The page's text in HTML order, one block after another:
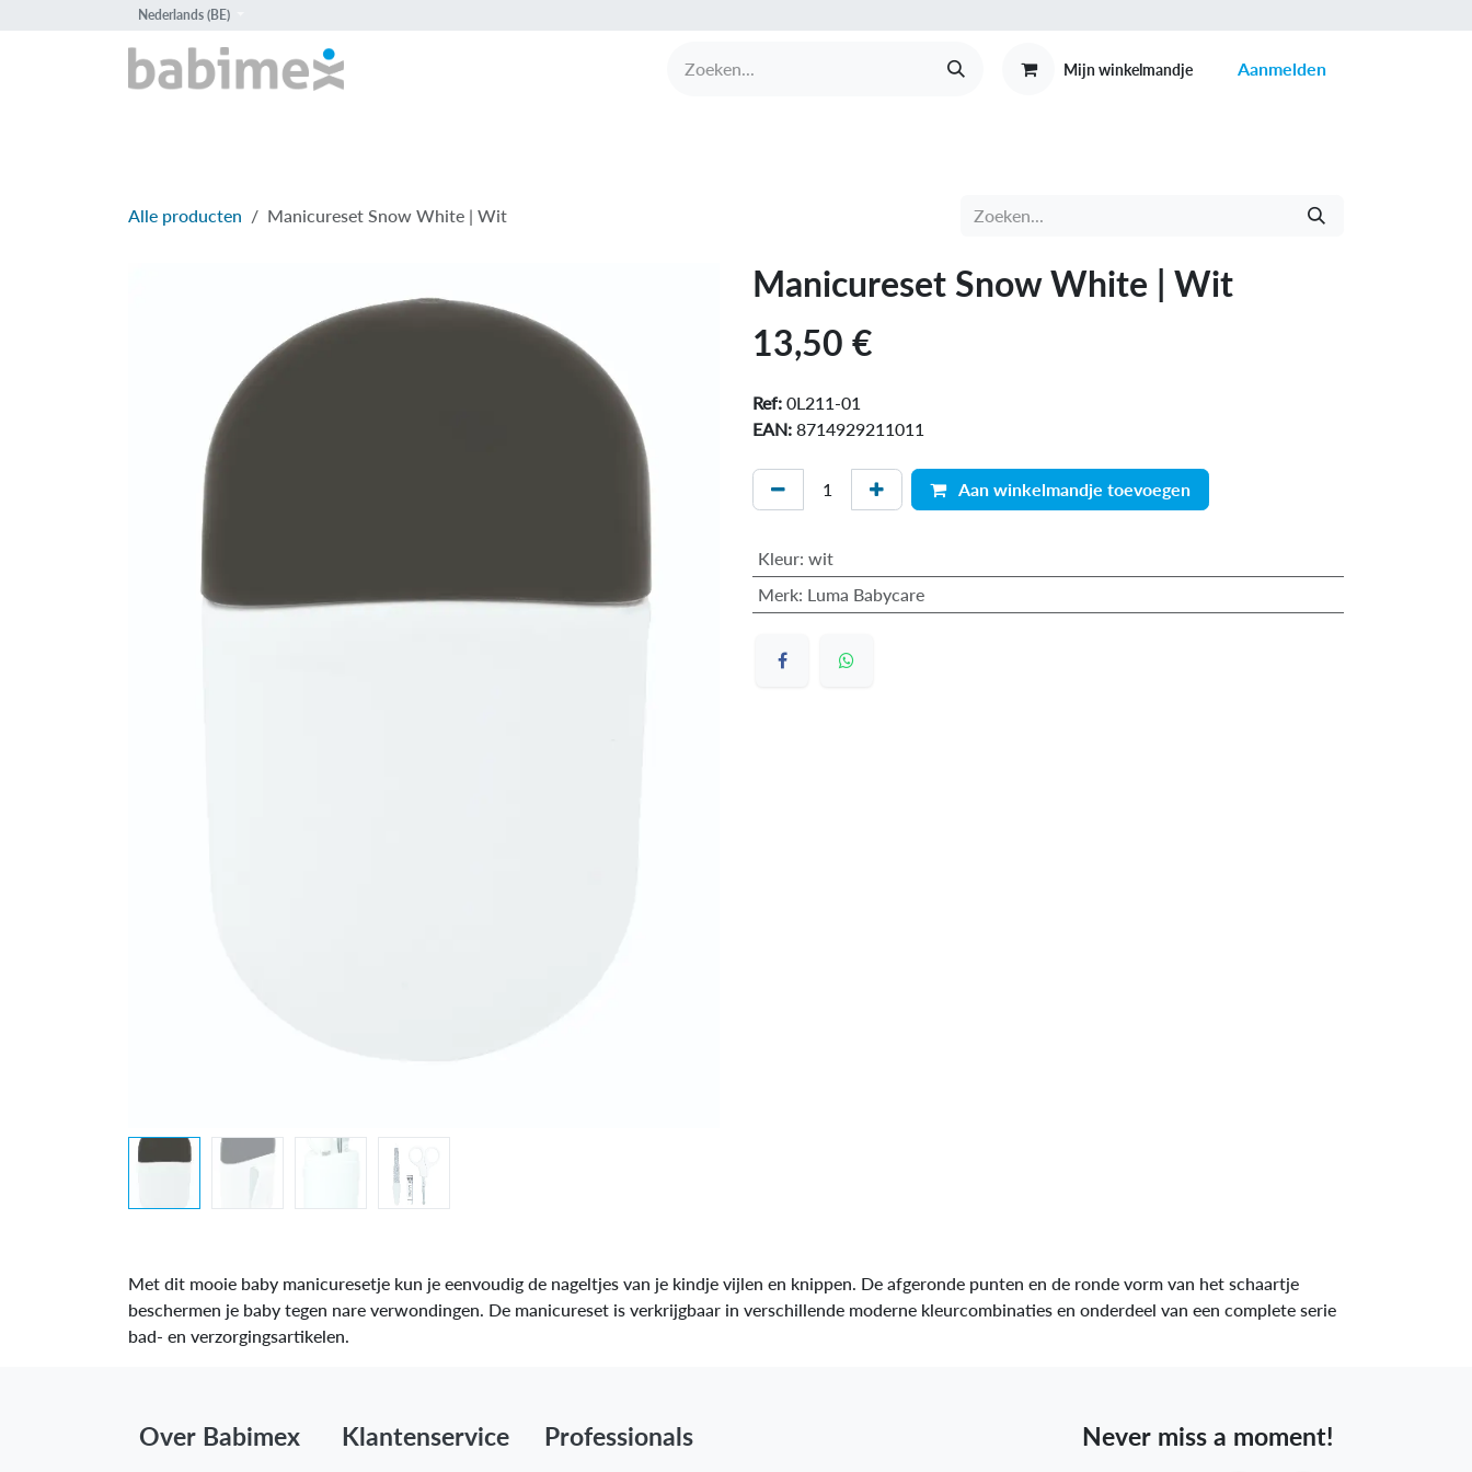
Overslaan naar inhoudNederlands (BE)
Mijn winkelmandje Aanmelden
Alle producten Manicureset Snow White | Wit
Manicureset Snow White | Wit
13,50 €
Ref: 0L211-01
EAN: 8714929211011
Aan winkelmandje toevoegen
Kleur: wit
Merk: Luma Babycare
Met dit mooie baby manicuresetje kun je eenvoudig de nageltjes van je kindje vijlen en knippen. De afgeronde punten en de ronde vorm van het schaartje
beschermen je baby tegen nare verwondingen. De manicureset is verkrijgbaar in verschillende moderne kleurcombinaties en onderdeel van een complete serie
bad- en verzorgingsartikelen.
Over Babimex Never miss a moment!
Klantenservice Professionals